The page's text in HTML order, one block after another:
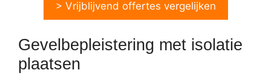
> Vrijblijvend offertes vergelijken
Gevelbepleistering met isolatie
plaatsen